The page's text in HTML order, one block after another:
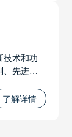
技术和功
、先进的
性和效
应用中，
了解详情